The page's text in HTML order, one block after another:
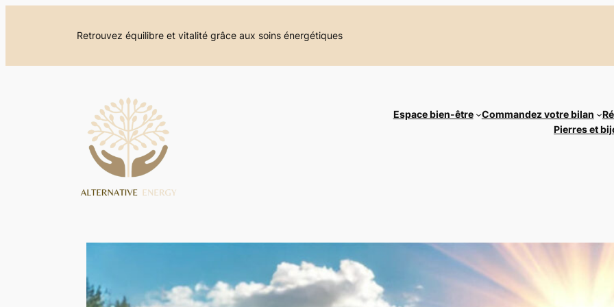
Retrouvez équilibre et vitalité grâce aux soins énergétiques
Espace bien-être Commandez votre bilan
Pierres et